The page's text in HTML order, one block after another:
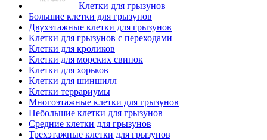
Клетки для грызунов
Большие клетки для грызунов
Двухэтажные клетки для грызунов
Клетки для грызунов с переходами
Клетки для кроликов
Клетки для морских свинок
Клетки для хорьков
Клетки для шиншилл
Клетки террариумы
Многоэтажные клетки для грызунов
Небольшие клетки для грызунов
Средние клетки для грызунов
Трехэтажные клетки для грызунов